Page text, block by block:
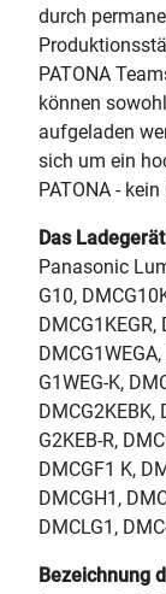
durch
PATONA
können
aufgeladen
sich um ein
PATONA -
Das
Panasonic
G10,
DMCG1KEGR,
G1WEG-K,
DMCG2KEBK,
G2KEB-R,
DMCGF1 K,
DMCGH1,
DMCLG1,
Bezeichnung